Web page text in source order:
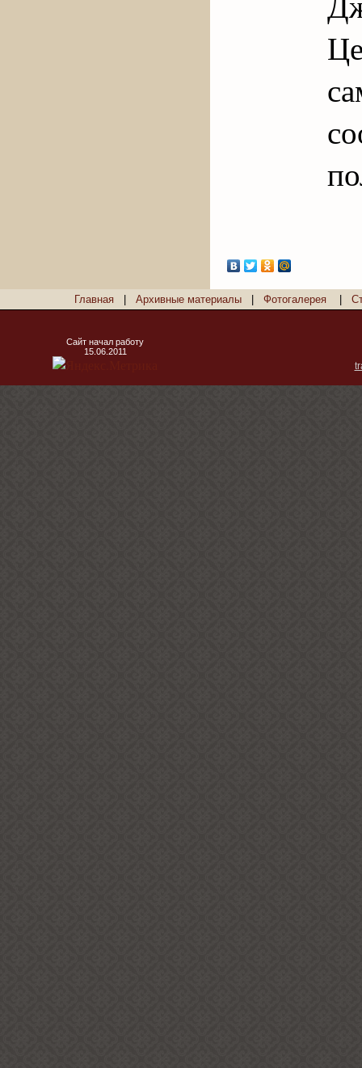
Главная Архивные материалы Фотогалерея
Сайт начал работу
15.06.2011